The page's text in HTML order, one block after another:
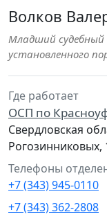
Волков
Младший судебный
установленного
Где работает
ОСП по
Свердловская
Рогозинниковых,
Телефоны
+7 (343) 945-0110
+7 (343) 362-2808